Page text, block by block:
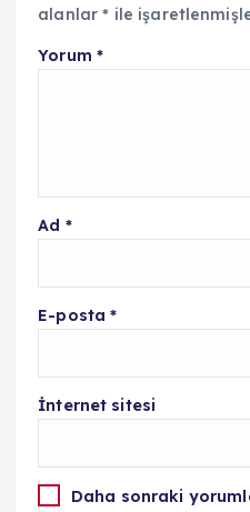
alanlar* ile
Yorum *
Ad *
E-posta*
İnternet sitesi
Daha sonraki